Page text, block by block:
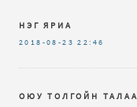
НЭГ ЯРИА
2018-08-23 22:46
ОЮУ ТОЛГОЙН